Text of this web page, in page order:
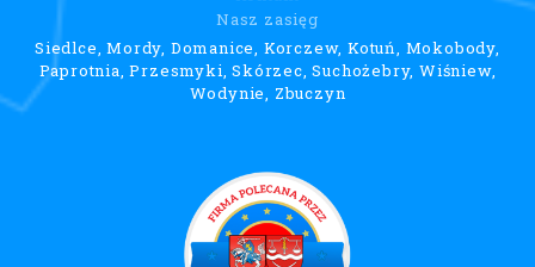
Nasz zasięg
Siedlce, Mordy, Domanice, Korczew, Kotuń, Mokobody,
Paprotnia, Przesmyki, Skórzec, Suchożebry, Wiśniew,
Wodynie, Zbuczyn